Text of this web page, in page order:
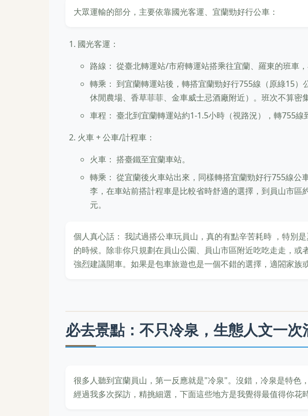
大眾運輸的部分，主要依靠國光客運、宜蘭勁好行公車：
國光客運：
路線： 從臺北轉運站/市府轉運站搭乘往宜蘭、羅東的班車，
轉乘： 到宜蘭轉運站後，轉搭宜蘭勁好行755線（原綠15
休閒農場、香草菲菲、金車威士忌酒廠附近）。班次不算密
車程： 臺北到宜蘭轉運站約1-1.5小時（視路況），轉755線
火車 + 公車/計程車：
火車： 搭臺鐵至宜蘭車站。
轉乘： 從宜蘭後火車站出來，同樣轉搭宜蘭勁好行755線公
李，在車站前搭計程車是比較省時舒適的選擇，到員山市區
元。
個人真心話： 我試過搭公車玩員山，真的有點辛苦耗時 ，特別
的時候。除非你只規劃在員山公園、員山市區附近吃吃走走，或
強烈建議開車。如果是包車旅遊也是一個不錯的選擇，適閤家族
必去景點：不只冷泉，生態人文一次
很多人聽到宜蘭員山，第一反應就是"冷泉"。沒錯，冷泉是特色
經過我多次探訪，精挑細選，下面這些地方是我覺得最值得你花